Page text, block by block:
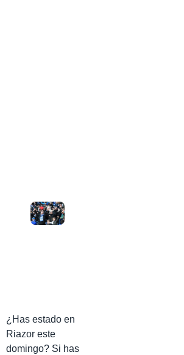
¿Has estado en
Riazor este
domingo? Si has